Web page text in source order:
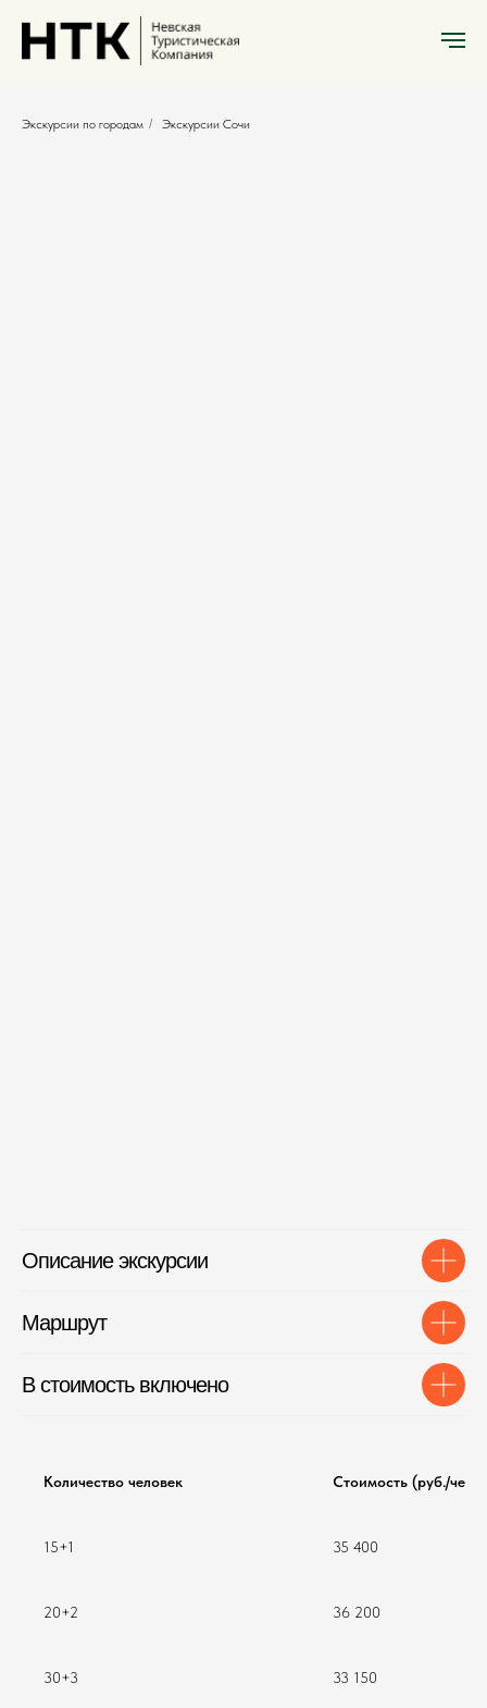
Экскурсии по городам / Экскурсии Сочи
Описание экскурсии
Маршрут
В стоимость включено
Количество человек Стоимость (руб./чел.)
15+1 35 400
20+2 36 200
30+3 33 150